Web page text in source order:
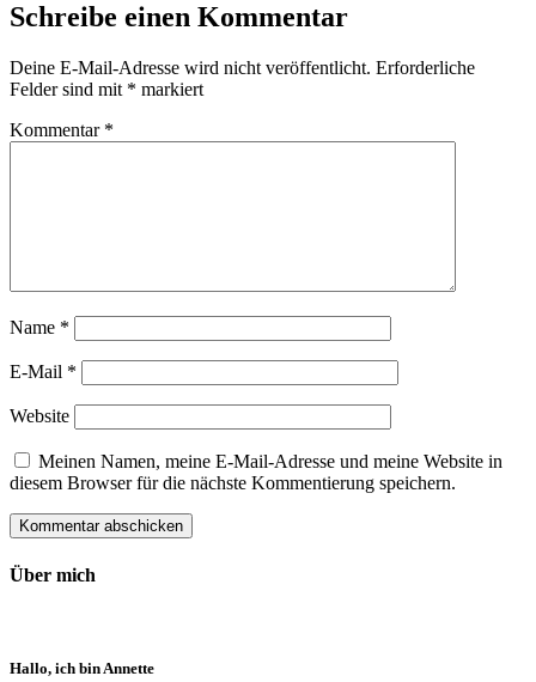
Schreibe einen Kommentar
Deine E-Mail-Adresse wird nicht veröffentlicht. Erforderliche
Felder sind mit * markiert
Kommentar *
Name *
E-Mail *
Website
Meinen Namen, meine E-Mail-Adresse und meine Website in
diesem Browser für die nächste Kommentierung speichern.
Über mich
Hallo, ich bin Annette